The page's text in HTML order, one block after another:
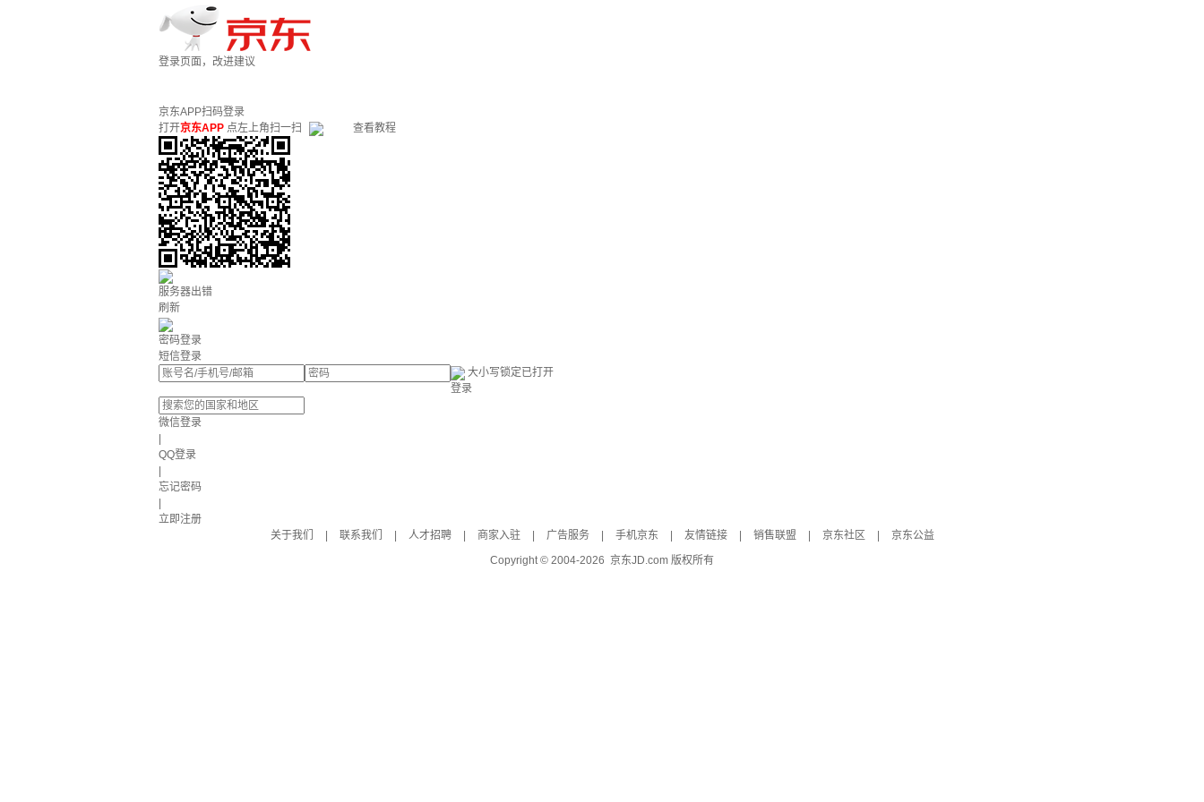
登录页面，改进建议
京东APP扫码登录
打开京东APP 点左上角扫一扫 查看教程
服务器出错
刷新
密码登录
短信登录
大小写锁定已打开
登录
微信登录
QQ登录
忘记密码
立即注册
关于我们
联系我们 人才招聘 商家入驻 广告服务 手机京东 友情链接 销售联盟 京东社区
京东公益
Copyright © 2004-2026 京东JD.com 版权所有